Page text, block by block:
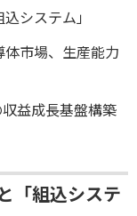
システム」
市場、生産能力
益成長基盤構築
「組込システ